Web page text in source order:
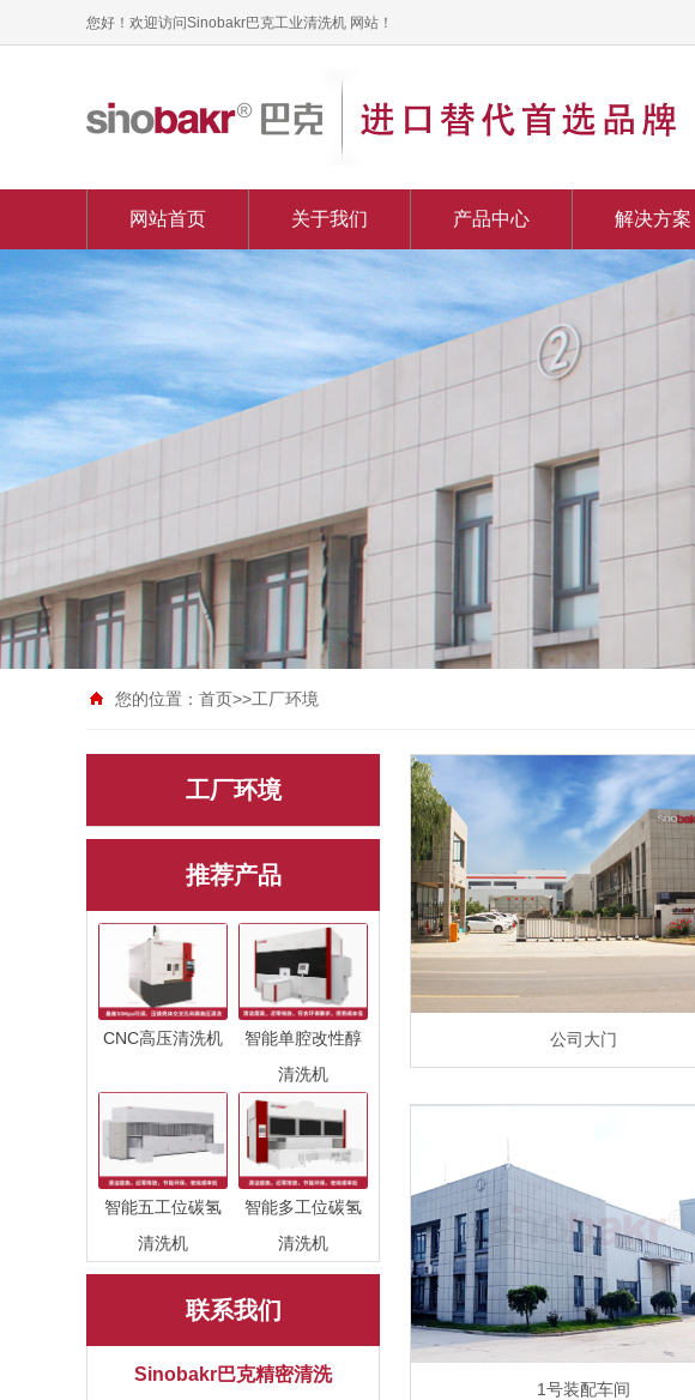
您好！欢迎访问Sinobakr巴克工业清洗机 网站！
网站首页 关于我们 产品中心 解决方案
您的位置： 首页>>工厂环境
工厂环境
推荐产品
CNC高压清洗机
智能单腔改性醇
清洗机
智能五工位碳氢
清洗机
智能多工位碳氢
清洗机
联系我们
Sinobakr巴克精密清洗
公司大门
1号装配车间